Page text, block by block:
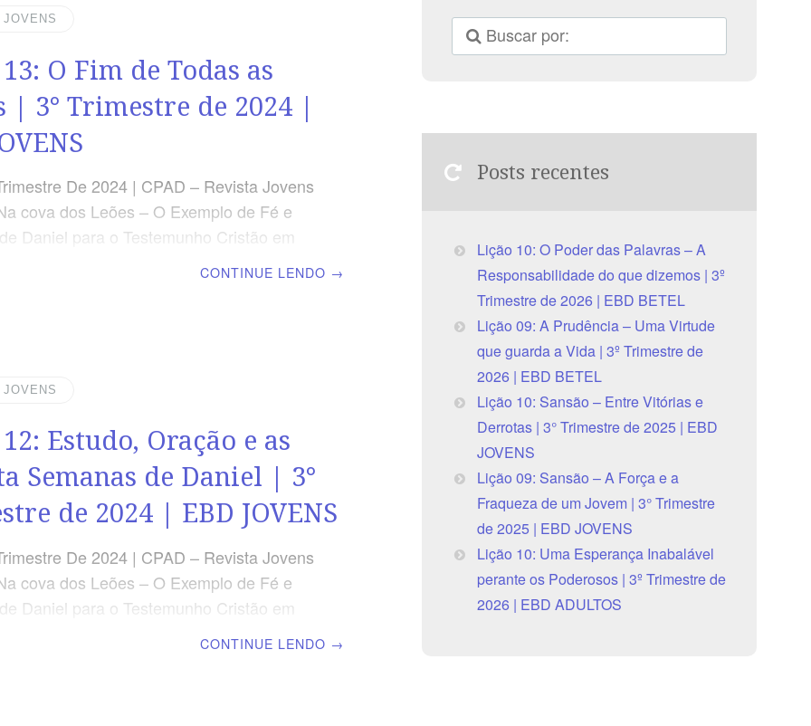
JOVENS
O Fim de Todas as
| 3° Trimestre de 2024 |
De 2024 | CPAD – Revista Jovens
cova dos Leões – O Exemplo de Fé e
Daniel para o Testemunho Cristão em
RESUMO DA LIÇÃO Deus é o Soberano da
CONTINUE LENDO →
JOVENS
Estudo, Oração e as
Semanas de Daniel | 3°
de 2024 | EBD JOVENS
De 2024 | CPAD – Revista Jovens
cova dos Leões – O Exemplo de Fé e
Daniel para o Testemunho Cristão em
CONTINUE LENDO →
Posts recentes
Lição 10: O Poder das Palavras – A
Responsabilidade do que dizemos | 3º
Trimestre de 2026 | EBD BETEL
Lição 09: A Prudência – Uma Virtude
que guarda a Vida | 3º Trimestre de
2026 | EBD BETEL
Lição 10: Sansão – Entre Vitórias e
Derrotas | 3° Trimestre de 2025 | EBD
JOVENS
Lição 09: Sansão – A Força e a
Fraqueza de um Jovem | 3° Trimestre
de 2025 | EBD JOVENS
Lição 10: Uma Esperança Inabalável
perante os Poderosos | 3º Trimestre de
2026 | EBD ADULTOS